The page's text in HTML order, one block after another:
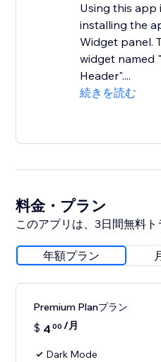
Using this app
installing the
Widget panel.
widget named
Header"....
続きを読む
料金・プラン
このアプリは、3日間無料
年額プラン
Premium Planプラン
$ 4 00 /月
Dark Mode